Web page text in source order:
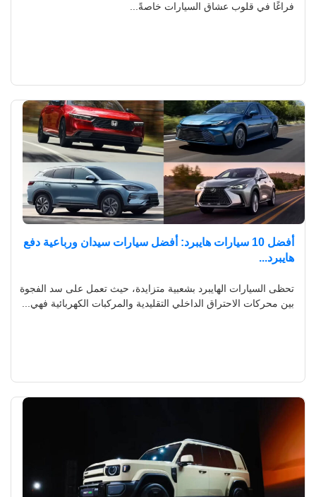
فراغًا في قلوب عشاق السيارات خاصةً...
أفضل 10 سيارات هايبرد: أفضل سيارات سيدان ورباعية دفع
هايبرد...
تحظى السيارات الهايبرد بشعبية متزايدة، حيث تعمل على سد الفجوة
بين محركات الاحتراق الداخلي التقليدية والمركبات الكهربائية فهي...